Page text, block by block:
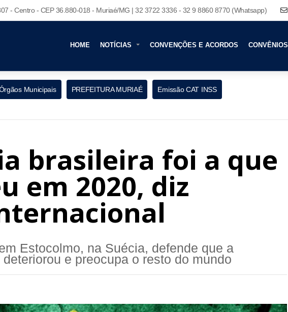
- Centro - CEP 36.880-018 - Muriaé/MG | 32 3722 3336 - 32 9 8860 8770 (Whatsapp)
HOME NOTÍCIAS CONVENÇÕES E ACORDOS CONVÊNIOS
Municipais PREFEITURA MURIAÉ Emissão CAT INSS
brasileira foi a que
em 2020, diz
Estocolmo, na Suécia, defende que a
e preocupa o resto do mundo